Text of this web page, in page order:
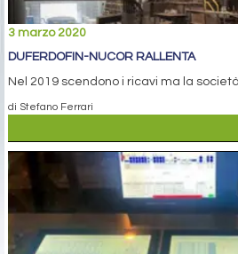
3 marzo 2020
DUFERDOFIN-NUCOR RALLENTA
Nel 2019 scendono i ricavi ma la
di Stefano Ferrari